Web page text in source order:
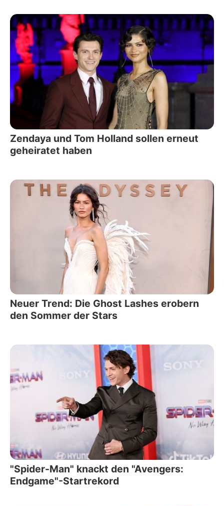
Zendaya und Tom Holland sollen erneut
geheiratet haben
Neuer Trend: Die Ghost Lashes erobern
den Sommer der Stars
"Spider-Man" knackt den "Avengers:
Endgame"-Startrekord